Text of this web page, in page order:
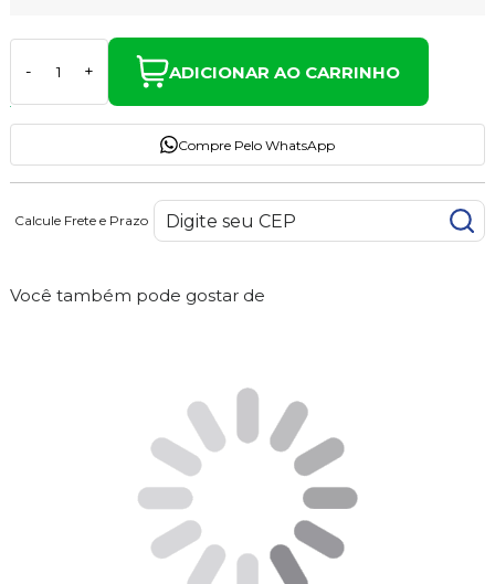
- + ADICIONAR AO CARRINHO
Compre Pelo WhatsApp
Calcule Frete e Prazo
Você também pode gostar de